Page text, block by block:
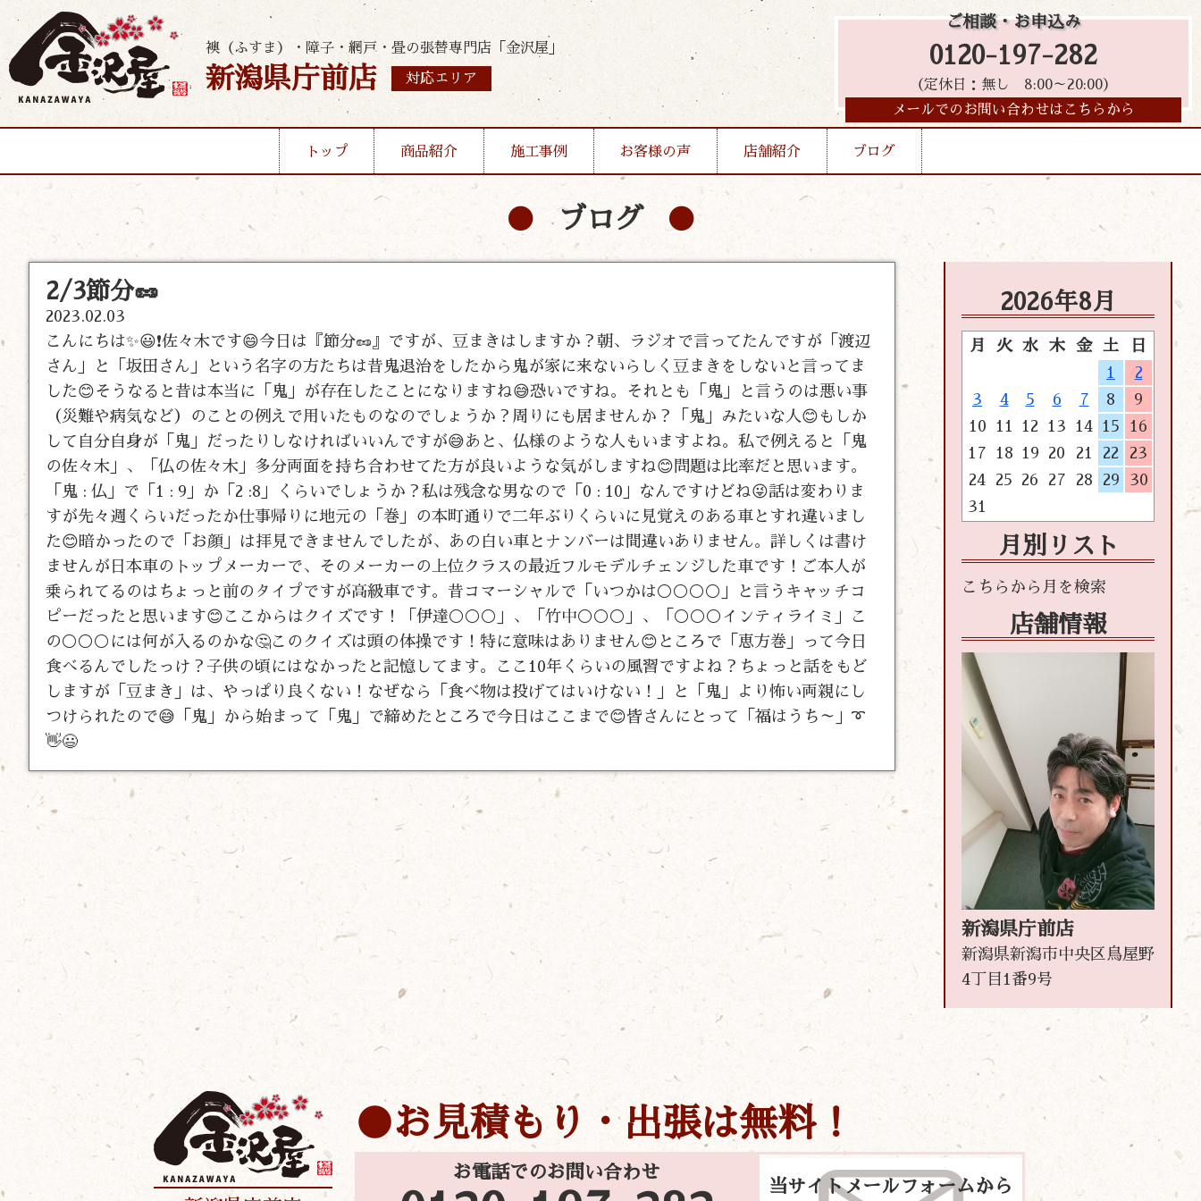
襖（ふすま）・障子・網戸・畳の張替専門店「金沢屋」
新潟県庁前店 対応エリア
ご相談・お申込み
0120-197-282
（定休日：無し 8:00～20:00）
メールでのお問い合わせはこちらから
トップ 商品紹介 施工事例 お客様の声 店舗紹介 ブログ
ブログ
2/3節分🥜
2023.02.03
こんにちは✨😃❗佐々木です😄今日は『節分🥜』ですが、豆まきはしますか？朝、ラジオで言ってたんですが「渡辺
さん」と「坂田さん」という名字の方たちは昔鬼退治をしたから鬼が家に来ないらしく豆まきをしないと言ってま
した😊そうなると昔は本当に「鬼」が存在したことになりますね😅恐いですね。それとも「鬼」と言うのは悪い事
（災難や病気など）のことの例えで用いたものなのでしょうか？周りにも居ませんか？「鬼」みたいな人😊もしか
して自分自身が「鬼」だったりしなければいいんですが😅あと、仏様のような人もいますよね。私で例えると「鬼
の佐々木」、「仏の佐々木」多分両面を持ち合わせてた方が良いような気がしますね😊問題は比率だと思います。
「鬼 : 仏」で「1 : 9」か「2 :8」くらいでしょうか？私は残念な男なので「0 : 10」なんですけどね😜話は変わりま
すが先々週くらいだったか仕事帰りに地元の「巻」の本町通りで二年ぶりくらいに見覚えのある車とすれ違いまし
た😊暗かったので「お顔」は拝見できませんでしたが、あの白い車とナンバーは間違いありません。詳しくは書け
ませんが日本車のトップメーカーで、そのメーカーの上位クラスの最近フルモデルチェンジした車です！ご本人が
乗られてるのはちょっと前のタイプですが高級車です。昔コマーシャルで「いつかは⚪⚪⚪⚪」と言うキャッチコ
ピーだったと思います😊ここからはクイズです！「伊達⚪⚪⚪」、「竹中⚪⚪⚪」、「⚪⚪⚪インティライミ」こ
の⚪⚪⚪には何が入るのかな🤔このクイズは頭の体操です！特に意味はありません😊ところで「恵方巻」って今日
食べるんでしたっけ？子供の頃にはなかったと記憶してます。ここ10年くらいの風習ですよね？ちょっと話をもど
しますが「豆まき」は、やっぱり良くない！なぜなら「食べ物は投げてはいけない！」と「鬼」より怖い両親にし
つけられたので😅「鬼」から始まって「鬼」で締めたところで今日はここまで😊皆さんにとって「福はうち～」➰
👋😃
2026年8月
月 火 水 木 金 土
日
1
2
3
4 5 6 7 8
9
10
11 12 13 14 15
16
17
18 19 20 21 22
23
24
25 26 27 28 29
30
31
月別リスト
店舗情報
新潟県庁前店
新潟県新潟市中央区鳥屋野
4丁目1番9号
お見積もり・出張は無料！
お電話でのお問い合わせ
当サイトメールフォームから